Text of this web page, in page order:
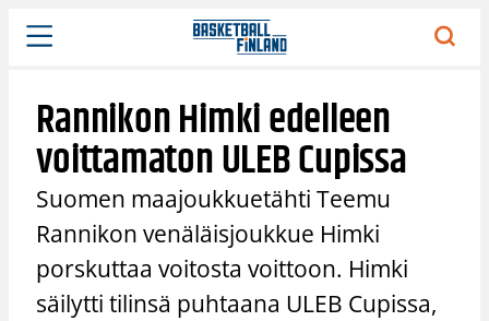
Siirry
sisältöön
Rannikon Himki edelleen
voittamaton ULEB Cupissa
Suomen maajoukkuetähti Teemu
Rannikon venäläisjoukkue Himki
porskuttaa voitosta voittoon. Himki
säilytti tilinsä puhtaana ULEB Cupissa,